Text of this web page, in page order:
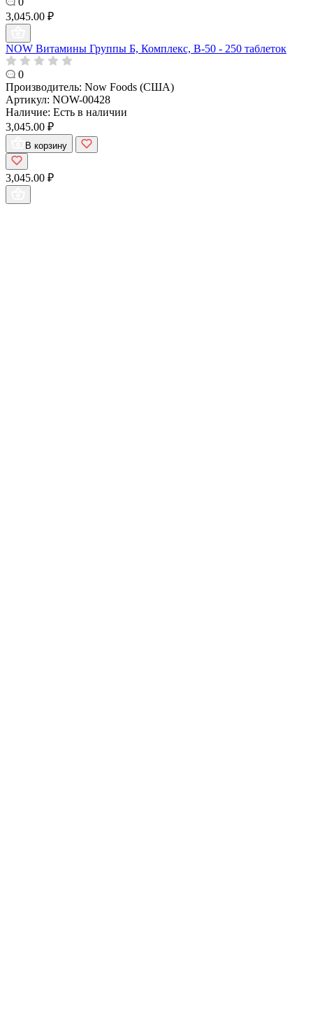
3,045.00 ₽
NOW Витамины Группы Б, Комплекс, B-50 - 250 таблеток
0
Производитель: Now Foods (США)
Артикул: NOW-00428
Наличие: Есть в наличии
3,045.00 ₽
В корзину
3,045.00 ₽